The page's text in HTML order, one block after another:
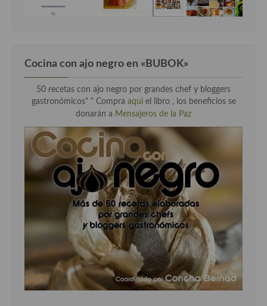
Cocina con ajo negro en «BUBOK»
50 recetas con ajo negro por grandes chef y bloggers
gastronómicos" " Compra aqui el libro , los beneficios se
donarán a Mensajeros de la Paz